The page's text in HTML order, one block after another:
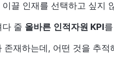
끌 인재를 선택하고 싶지
다 줄 올바른 인적자원 KPI
존재하는데, 어떤 것을 추